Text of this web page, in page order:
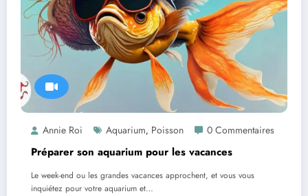
Annie Roi Aquarium, Poisson 0 Commentaires
Préparer son aquarium pour les vacances
Le week-end ou les grandes vacances approchent, et vous vous
inquiétez pour votre aquarium et…